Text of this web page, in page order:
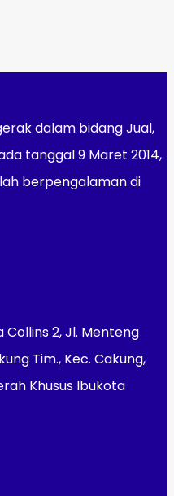
dalam bidang Jual,
tanggal 9 Maret 2014,
berpengalaman di
Collins 2, Jl. Menteng
Tim., Kec. Cakung,
Khusus Ibukota